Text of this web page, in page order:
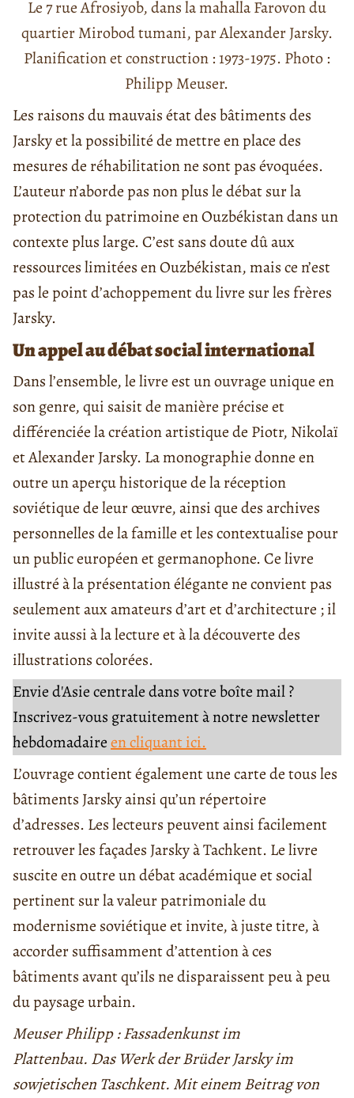
Le 7 rue Afrosiyob, dans la mahalla Farovon du
quartier Mirobod tumani, par Alexander Jarsky.
Planification et construction : 1973-1975. Photo :
Philipp Meuser.
Les raisons du mauvais état des bâtiments des
Jarsky et la possibilité de mettre en place des
mesures de réhabilitation ne sont pas évoquées.
L’auteur n’aborde pas non plus le débat sur la
protection du patrimoine en Ouzbékistan dans un
contexte plus large. C’est sans doute dû aux
ressources limitées en Ouzbékistan, mais ce n’est
pas le point d’achoppement du livre sur les frères
Jarsky.
Un appel au débat social international
Dans l’ensemble, le livre est un ouvrage unique en
son genre, qui saisit de manière précise et
différenciée la création artistique de Piotr, Nikolaï
et Alexander Jarsky. La monographie donne en
outre un aperçu historique de la réception
soviétique de leur œuvre, ainsi que des archives
personnelles de la famille et les contextualise pour
un public européen et germanophone. Ce livre
illustré à la présentation élégante ne convient pas
seulement aux amateurs d’art et d’architecture ; il
invite aussi à la lecture et à la découverte des
illustrations colorées.
Envie d'Asie centrale dans votre boîte mail ?
Inscrivez-vous gratuitement à notre newsletter
hebdomadaireen cliquant ici.
L’ouvrage contient également une carte de tous les
bâtiments Jarsky ainsi qu’un répertoire
d’adresses. Les lecteurs peuvent ainsi facilement
retrouver les façades Jarsky à Tachkent. Le livre
suscite en outre un débat académique et social
pertinent sur la valeur patrimoniale du
modernisme soviétique et invite, à juste titre, à
accorder suffisamment d’attention à ces
bâtiments avant qu’ils ne disparaissent peu à peu
du paysage urbain.
Meuser Philipp : Fassadenkunst im
Plattenbau. Das Werk der Brüder Jarsky im
sowjetischen Taschkent. Mit einem Beitrag von